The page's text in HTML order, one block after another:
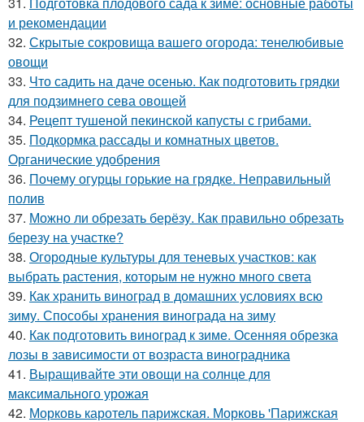
и рекомендации
32. Скрытые сокровища вашего огорода: тенелюбивые
овощи
33. Что садить на даче осенью. Как подготовить грядки
для подзимнего сева овощей
34. Рецепт тушеной пекинской капусты с грибами.
35. Подкормка рассады и комнатных цветов.
Органические удобрения
36. Почему огурцы горькие на грядке. Неправильный
полив
37. Можно ли обрезать берёзу. Как правильно обрезать
березу на участке?
38. Огородные культуры для теневых участков: как
выбрать растения, которым не нужно много света
39. Как хранить виноград в домашних условиях всю
зиму. Способы хранения винограда на зиму
40. Как подготовить виноград к зиме. Осенняя обрезка
лозы в зависимости от возраста виноградника
41. Выращивайте эти овощи на солнце для
максимального урожая
42. Морковь каротель парижская. Морковь 'Парижская